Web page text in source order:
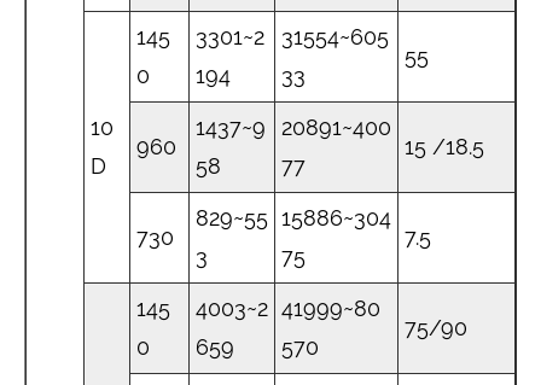
10
D
145
0
3301~2
194
31554~605
33
55
960
1437~9
58
20891~400
77
15 /18.5
730
829~55
3
15886~304
75
7.5
145
0
4003~2
659
41999~80
570
75/90